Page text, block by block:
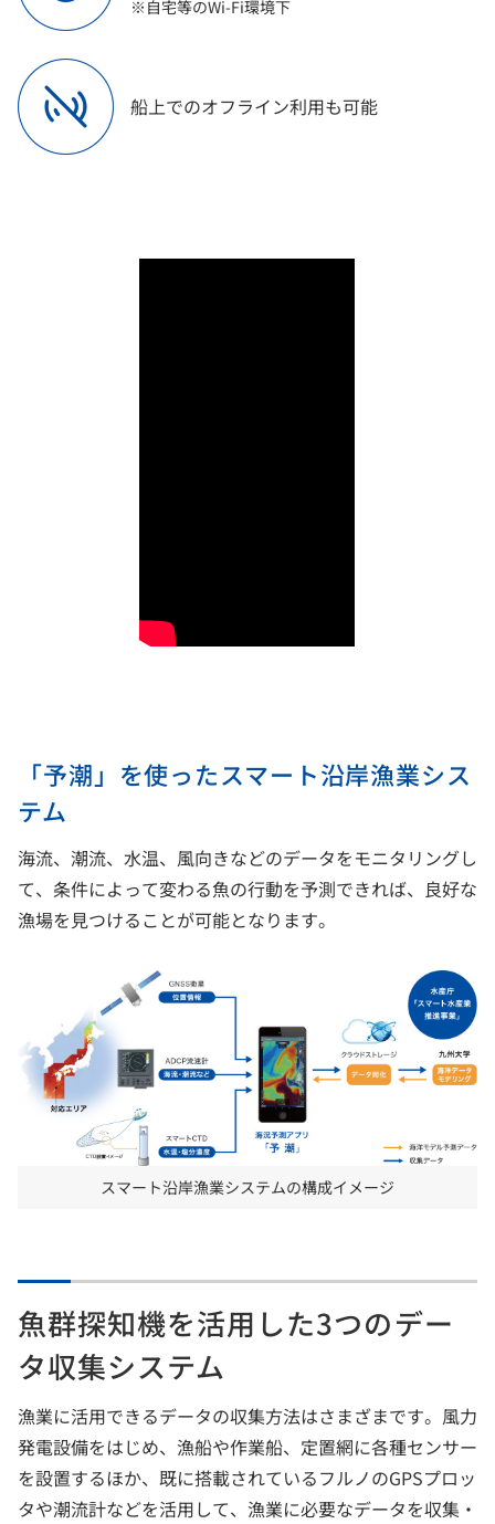
※自宅等のWi-Fi環境下
船上でのオフライン利用も可能
「予潮」を使ったスマート沿岸漁業シス
テム
海流、潮流、水温、風向きなどのデータをモニタリングし
て、条件によって変わる魚の行動を予測できれば、良好な
漁場を見つけることが可能となります。
スマート沿岸漁業システムの構成イメージ
魚群探知機を活用した3つのデー
タ収集システム
漁業に活用できるデータの収集方法はさまざまです。風力
発電設備をはじめ、漁船や作業船、定置網に各種センサー
を設置するほか、既に搭載されているフルノのGPSプロッ
タや潮流計などを活用して、漁業に必要なデータを収集・